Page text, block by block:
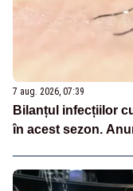
7 aug. 2026, 07:39
Bilanțul infecțiilor
în acest sezon.